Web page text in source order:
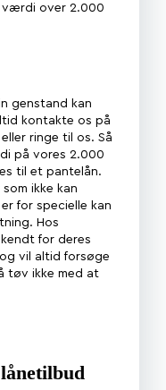
værdi over 2.000
genstand kan
kontakte os på
ringe til os. Så
på vores 2.000
til et pantelån.
ikke kan
for specielle kan
Hos
kendt for deres
vil altid forsøge
tøv ikke med at